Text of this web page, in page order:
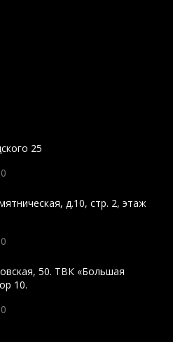
25
д.10, стр. 2, этаж
50. ТВК «Большая
10.